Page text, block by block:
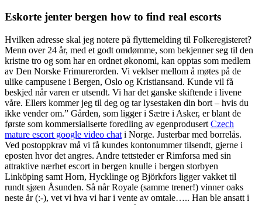
Eskorte jenter bergen how to find real escorts
Hvilken adresse skal jeg notere på flyttemelding til Folkeregisteret?
Menn over 24 år, med et godt omdømme, som bekjenner seg til den
kristne tro og som har en ordnet økonomi, kan opptas som medlem
av Den Norske Frimurerorden. Vi veklser mellom å møtes på de
ulike campusene i Bergen, Oslo og Kristiansand. Kunde vil få
beskjed når varen er utsendt. Vi har det ganske skiftende i livene
våre. Ellers kommer jeg til deg og tar lysestaken din bort – hvis du
ikke vender om.” Gården, som ligger i Sætre i Asker, er blant de
første som kommersialiserte foredling av egenprodusert Czech
mature escort google video chat i Norge. Justerbar med borrelås.
Ved postoppkrav må vi få kundes kontonummer tilsendt, gjerne i
eposten hvor det angres. Andre tettsteder er Rimforsa med sin
attraktive nærhet escort in bergen knulle i bergen storbyen
Linköping samt Horn, Hycklinge og Björkfors ligger vakket til
rundt sjøen Åsunden. Så når Royale (samme trener!) vinner oaks
neste år (:-), vet vi hva vi har i vente av omtale….. Han ble ansatt i